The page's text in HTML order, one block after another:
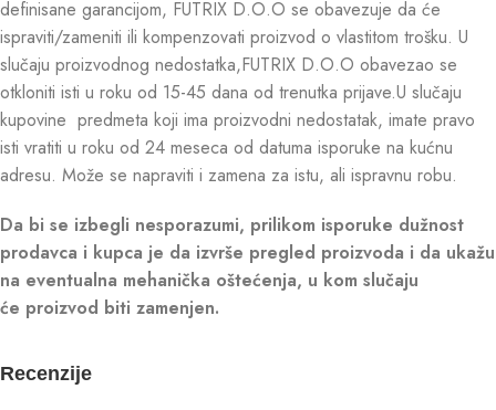
definisane garancijom, FUTRIX D.O.O se obavezuje da će
ispraviti/zameniti ili kompenzovati proizvod o vlastitom trošku. U
slučaju proizvodnog nedostatka,FUTRIX D.O.O obavezao se
otkloniti isti u roku od 15-45 dana od trenutka prijave.U slučaju
kupovine predmeta koji ima proizvodni nedostatak, imate pravo
isti vratiti u roku od 24 meseca od datuma isporuke na kućnu
adresu. Može se napraviti i zamena za istu, ali ispravnu robu.
Da bi se izbegli nesporazumi, prilikom isporuke dužnost
prodavca i kupca je da izvrše pregled proizvoda i da ukažu
na eventualna mehanička oštećenja, u kom slučaju
će proizvod biti zamenjen.
Recenzije